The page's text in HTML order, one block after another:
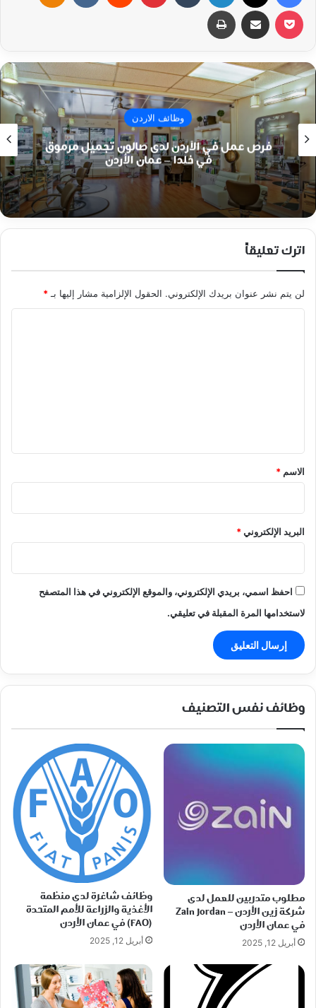
‫Pocket مشاركة عبر البريد طباعة
وظائف الاردن
فرص عمل في الأردن لدى صالون تجميل مرموق
في خلدا – عمان الأردن
اترك تعليقاً
لن يتم نشر عنوان بريدك الإلكتروني. الحقول الإلزامية مشار إليها بـ *
*
الاسم *
البريد الإلكتروني*
احفظ اسمي، بريدي الإلكتروني، والموقع الإلكتروني في هذا المتصفح
لاستخدامها المرة المقبلة في تعليقي.
وظائف نفس التصنيف
مطلوب متدربين للعمل لدى
شركة زين الأردن – Zain Jordan
في عمان الأردن
أبريل 12, 2025
وظائف شاغرة لدى منظمة
الأغذية والزراعة للأمم المتحدة
(FAO) في عمان الأردن
أبريل 12, 2025